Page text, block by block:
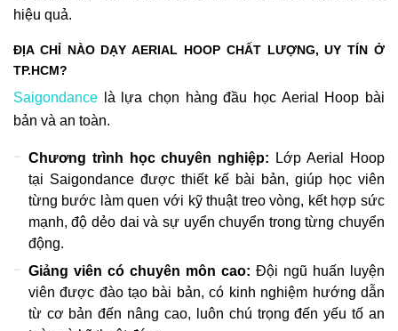
hiệu quả.
ĐỊA CHỈ NÀO DẠY AERIAL HOOP CHẤT LƯỢNG, UY TÍN Ở
TP.HCM?
Saigondance là lựa chọn hàng đầu học Aerial Hoop bài
bản và an toàn.
Chương trình học chuyên nghiệp: Lớp Aerial Hoop
tại Saigondance được thiết kế bài bản, giúp học viên
từng bước làm quen với kỹ thuật treo vòng, kết hợp sức
mạnh, độ dẻo dai và sự uyển chuyển trong từng chuyển
động.
Giảng viên có chuyên môn cao: Đội ngũ huấn luyện
viên được đào tạo bài bản, có kinh nghiệm hướng dẫn
từ cơ bản đến nâng cao, luôn chú trọng đến yếu tố an